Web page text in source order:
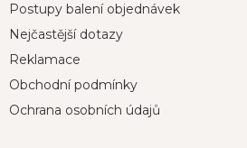
Postupy balení objednávek
Nejčastější dotazy
Reklamace
Obchodní podmínky
Ochrana osobních údajů